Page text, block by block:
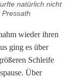
natürlich nicht
wieder ihren
ging es über
Schleife
Über